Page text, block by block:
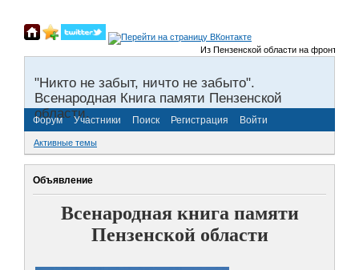
Из Пензенской области на фронты
"Никто не забыт, ничто не забыто".
Всенародная Книга памяти Пензенской
области.
Форум Участники Поиск Регистрация Войти
Активные темы
Объявление
Всенародная книга памяти
Пензенской области